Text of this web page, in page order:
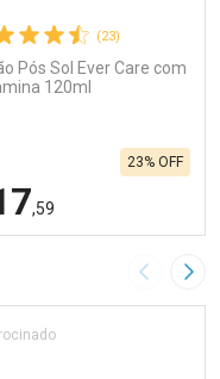
(23)
Pós Sol Ever Care com
120ml
,59
23% OFF
Menos
Imagem